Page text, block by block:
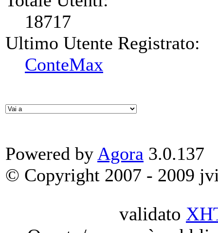
18717
Ultimo Utente Registrato:
ConteMax
Powered by Agora 3.0.137
© Copyright 2007 - 2009
validato